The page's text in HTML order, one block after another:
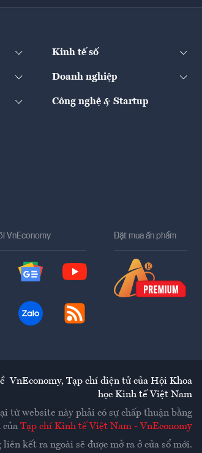
Kinh tế số
Doanh nghiệp
Công nghệ & Startup
VnEconomy Đặt mua ấn phẩm
VnEconomy, Tạp chí điện tử của Hội Khoa
học Kinh tế Việt Nam
từ website này phải có sự chấp thuận bằng
của Tạp chí Kinh tế Việt Nam - VnEconomy
liên kết ra ngoài sẽ được mở ra ở cửa sổ mới.